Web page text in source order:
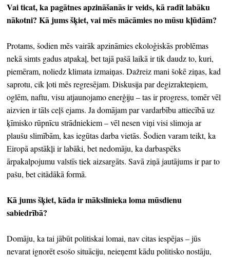
Vai ticat, ka pagātnes apzināšanās ir veids, kā radīt labāku
nākotni? Kā jums šķiet, vai mēs mācāmies no mūsu kļūdām?
Protams, šodien mēs vairāk apzināmies ekoloģiskās problēmas
nekā simts gadus atpakaļ, bet tajā pašā laikā ir tik daudz to, kuri,
piemēram, noliedz klimata izmaiņas. Dažreiz mani šokē ziņas, kad
saprotu, cik ļoti mēs regresējam. Diskusija par degizrakteņiem,
oglēm, naftu, visu atjaunojamo enerģiju – tas ir progress, tomēr vēl
aizvien ir tāls ceļš ejams. Ja domājam par vardarbību attiecībā uz
ķīmisko rūpnīcu strādniekiem – vēl nesen viņi visi slimoja ar
plaušu slimībām, kas iegūtas darba vietās. Šodien varam teikt, ka
Eiropā apstākļi ir labāki, bet nedomāju, ka darbaspēks
ārpakalpojumu valstīs tiek aizsargāts. Savā ziņā jautājums ir par to
pašu, bet citādākā formā.
Kā jums šķiet, kāda ir mākslinieka loma mūsdienu
sabiedrībā?
Domāju, ka tai jābūt politiskai lomai, nav citas iespējas – jūs
nevarat ignorēt esošo situāciju, neieņemt kādu politisko nostāju,